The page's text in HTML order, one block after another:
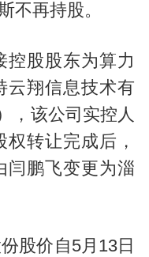
不再持股。
控股股东为算力
云翔信息技术有
，该公司实控人
转让完成后，
闫鹏飞变更为淄
股价自5月13日